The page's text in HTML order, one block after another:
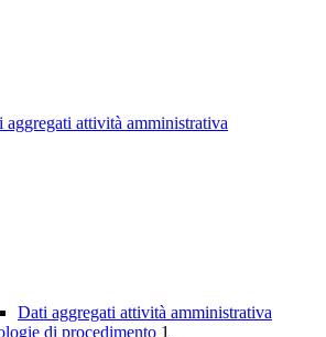
aggregati attività amministrativa
Dati aggregati attività amministrativa
di procedimento 1